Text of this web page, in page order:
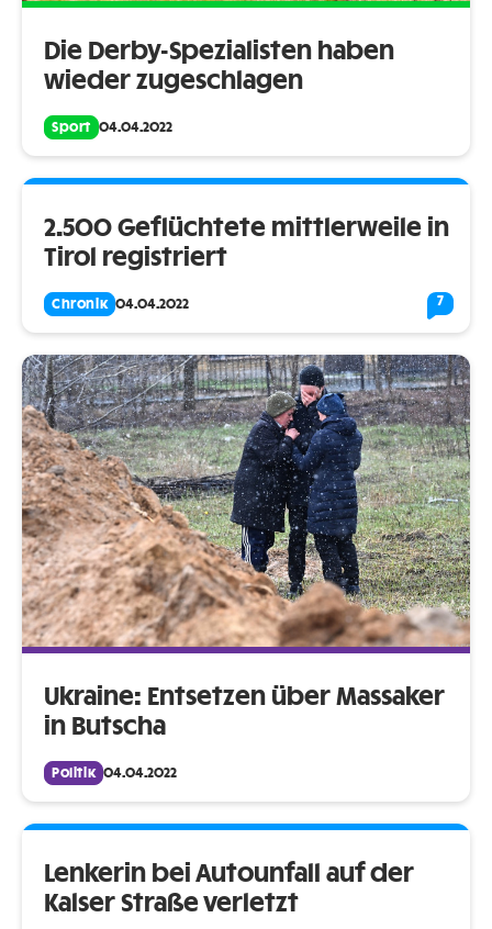
Die Derby-Spezialisten haben
wieder zugeschlagen
Sport 04.04.2022
2.500 Geflüchtete mittlerweile in
Tirol registriert
Chronik 04.04.2022 7
Ukraine: Entsetzen über Massaker
in Butscha
Politik 04.04.2022
Lenkerin bei Autounfall auf der
Kalser Straße verletzt